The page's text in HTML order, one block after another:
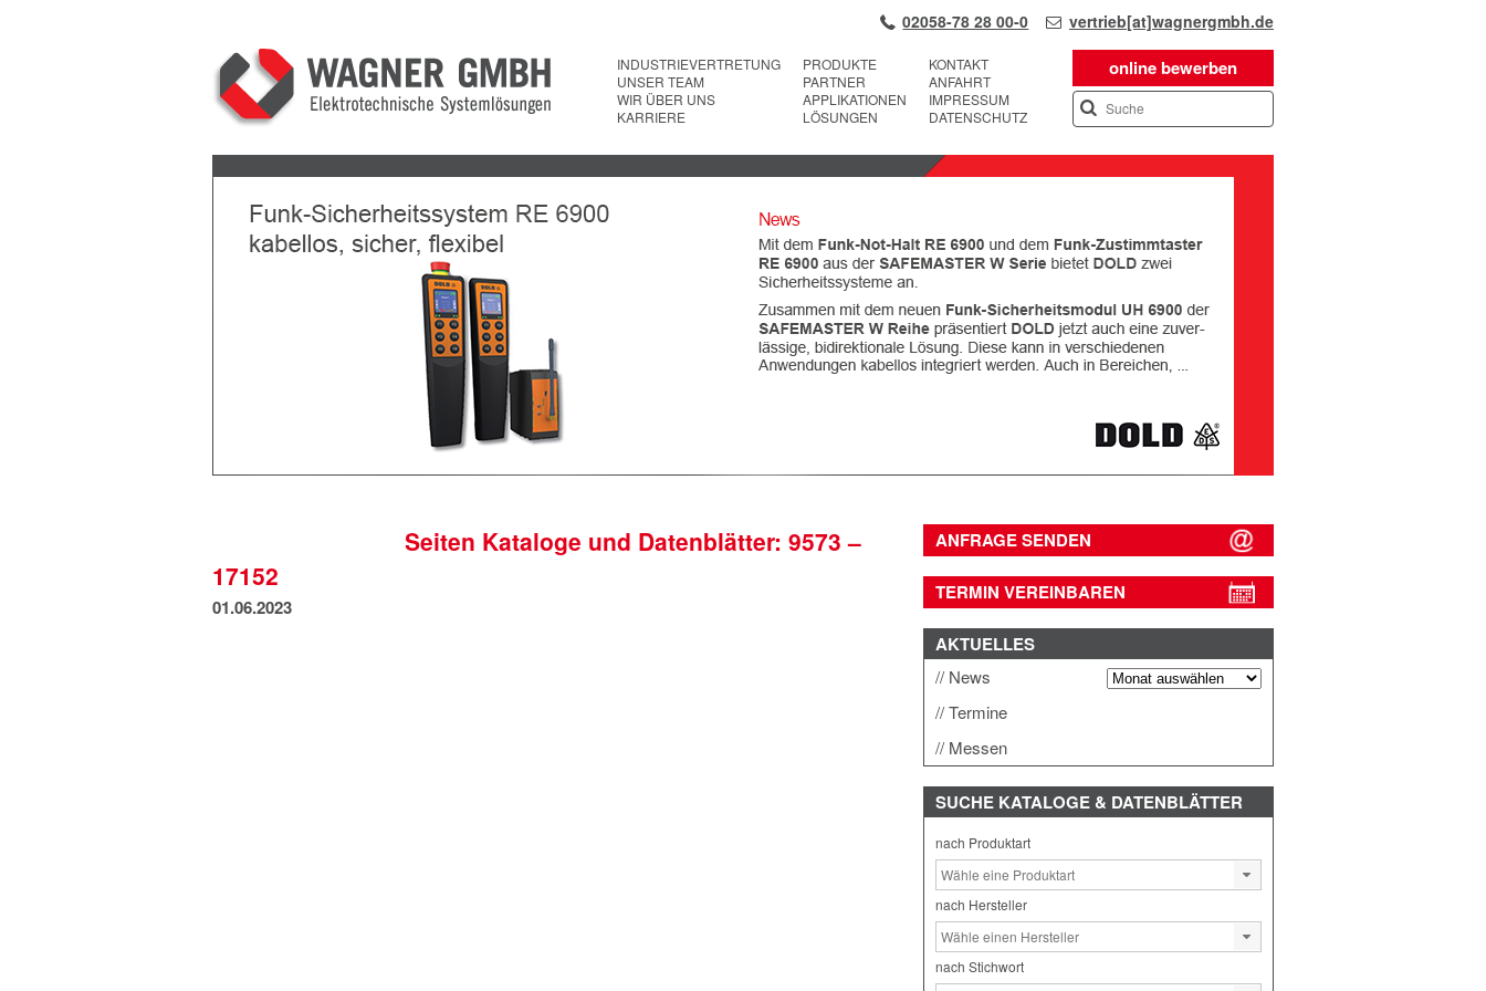
02058-78 28 00-0 vertrieb[at]wagnergmbh.de
online bewerben
INDUSTRIEVERTRETUNG
UNSER TEAM
WIR ÜBER UNS
KARRIERE
PRODUKTE
PARTNER
APPLIKATIONEN
LÖSUNGEN
KONTAKT
ANFAHRT
IMPRESSUM
DATENSCHUTZ
Next
Seiten Kataloge und Datenblätter: 9573 –
17152
01.06.2023
ANFRAGE SENDEN
TERMIN VEREINBAREN
AKTUELLES
News
Termine
Messen
SUCHE KATALOGE & DATENBLÄTTER
nach Produktart
nach Hersteller
nach Stichwort